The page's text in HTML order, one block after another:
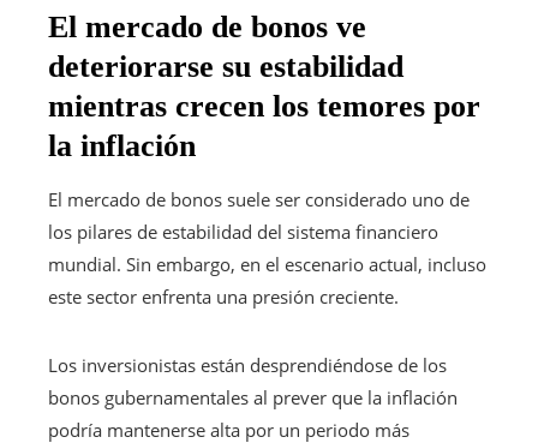
El mercado de bonos ve
deteriorarse su estabilidad
mientras crecen los temores por
la inflación
El mercado de bonos suele ser considerado uno de
los pilares de estabilidad del sistema financiero
mundial. Sin embargo, en el escenario actual, incluso
este sector enfrenta una presión creciente.
Los inversionistas están desprendiéndose de los
bonos gubernamentales al prever que la inflación
podría mantenerse alta por un periodo más